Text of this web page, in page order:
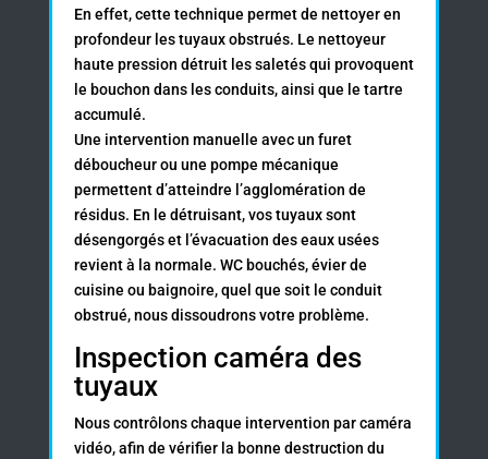
En effet, cette technique permet de nettoyer en
profondeur les tuyaux obstrués. Le nettoyeur
haute pression détruit les saletés qui provoquent
le bouchon dans les conduits, ainsi que le tartre
accumulé.
Une intervention manuelle avec un furet
déboucheur ou une pompe mécanique
permettent d’atteindre l’agglomération de
résidus. En le détruisant, vos tuyaux sont
désengorgés et l’évacuation des eaux usées
revient à la normale. WC bouchés, évier de
cuisine ou baignoire, quel que soit le conduit
obstrué, nous dissoudrons votre problème.
Inspection caméra des
tuyaux
Nous contrôlons chaque intervention par caméra
vidéo, afin de vérifier la bonne destruction du